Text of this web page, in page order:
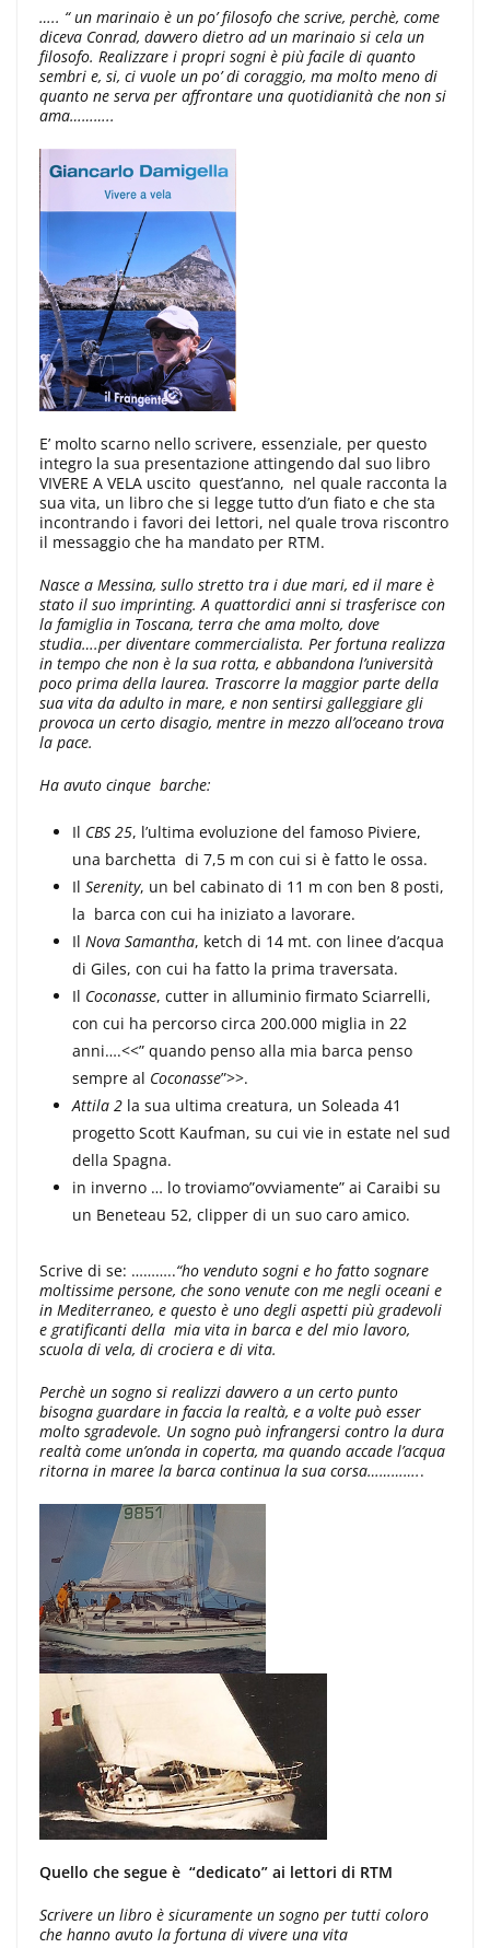
….. “ un marinaio è un po’ filosofo che scrive, perchè, come
diceva Conrad, davvero dietro ad un marinaio si cela un
filosofo. Realizzare i propri sogni è più facile di quanto
sembri e, si, ci vuole un po’ di coraggio, ma molto meno di
quanto ne serva per affrontare una quotidianità che non si
ama………..
E’ molto scarno nello scrivere, essenziale, per questo
integro la sua presentazione attingendo dal suo libro
VIVERE A VELA uscito quest’anno, nel quale racconta la
sua vita, un libro che si legge tutto d’un fiato e che sta
incontrando i favori dei lettori, nel quale trova riscontro
il messaggio che ha mandato per RTM.
Nasce a Messina, sullo stretto tra i due mari, ed il mare è
stato il suo imprinting. A quattordici anni si trasferisce con
la famiglia in Toscana, terra che ama molto, dove
studia….per diventare commercialista. Per fortuna realizza
in tempo che non è la sua rotta, e abbandona l’università
poco prima della laurea. Trascorre la maggior parte della
sua vita da adulto in mare, e non sentirsi galleggiare gli
provoca un certo disagio, mentre in mezzo all’oceano trova
la pace.
Ha avuto cinque barche:
Il CBS 25, l’ultima evoluzione del famoso Piviere,
una barchetta di 7,5 m con cui si è fatto le ossa.
Il Serenity, un bel cabinato di 11 m con ben 8 posti,
la barca con cui ha iniziato a lavorare.
Il Nova Samantha, ketch di 14 mt. con linee d’acqua
di Giles, con cui ha fatto la prima traversata.
Il Coconasse, cutter in alluminio firmato Sciarrelli,
con cui ha percorso circa 200.000 miglia in 22
anni….<<” quando penso alla mia barca penso
sempre al Coconasse”>>.
Attila 2 la sua ultima creatura, un Soleada 41
progetto Scott Kaufman, su cui vie in estate nel sud
della Spagna.
in inverno … lo troviamo”ovviamente” ai Caraibi su
un Beneteau 52, clipper di un suo caro amico.
Scrive di se: ………..“ho venduto sogni e ho fatto sognare
moltissime persone, che sono venute con me negli oceani e
in Mediterraneo, e questo è uno degli aspetti più gradevoli
e gratificanti della mia vita in barca e del mio lavoro,
scuola di vela, di crociera e di vita.
Perchè un sogno si realizzi davvero a un certo punto
bisogna guardare in faccia la realtà, e a volte può esser
molto sgradevole. Un sogno può infrangersi contro la dura
realtà come un’onda in coperta, ma quando accade l’acqua
ritorna in maree la barca continua la sua corsa…………..
Quello che segue è “dedicato” ai lettori di RTM
Scrivere un libro è sicuramente un sogno per tutti coloro
che hanno avuto la fortuna di vivere una vita